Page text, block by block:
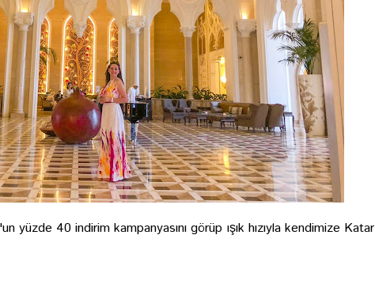
yüzde 40 indirim kampanyasını görüp ışık hızıyla kendimize Katar